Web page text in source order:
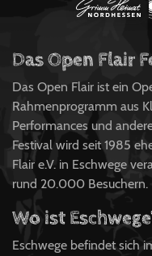
Das Open Flair
Das Open Flair ist ein
Rahmenprogramm aus
Performances und
Festival wird seit 1985
Flair e.V. in Eschwege
rund 20.000 Besuchern.
Wo ist
Eschwege befindet sich